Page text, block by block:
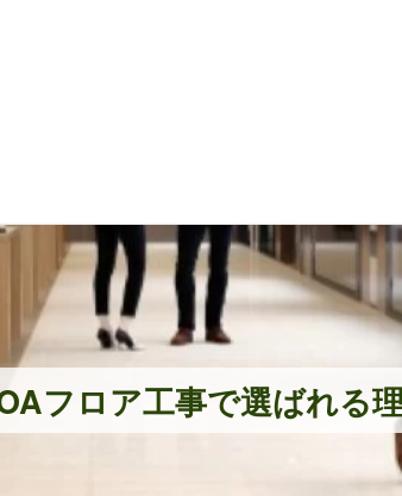
フロア工事で選ばれる